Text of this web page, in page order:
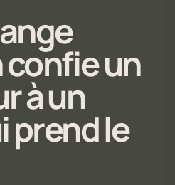
un
à un
prend le